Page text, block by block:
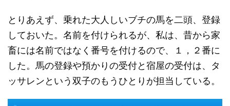
とりあえず、乗れた大人しいブチの馬を二頭、登録
しておいた。名前を付けられるが、私は、昔から家
畜には名前ではなく番号を付けるので、１，２番に
した。馬の登録や預かりの受付と宿屋の受付は、タ
ッサレンという双子のもうひとりが担当している。